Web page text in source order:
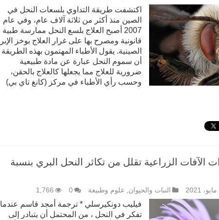
اكتشفت طريقة التداوي بلسعات النحل في
الصين منذ أكثر من ثلاثة آلاف عام، وفي عام
2007 أصبح العلاج بلسع النحل ممارسة طبية
قانونية ومصرح بها على غرار العلاج بوخز الإبر
الصينية. يقول الأطباء المهتمون بهذه الطريقة
أن سموم النحل عبارة عن مادة طبيعية
ضرورية للعلاج مما يجعلها كالعلاج بالحقن،
وحسب رأي الأطباء في مركز (كانغ تاي بي)
الآفات الزراعية تقلل من تكاثر النحل البري بنسبة
النبات والحيوان, علوم وطبيعة 0
1,766
فيليب دونكيرسلي * ترجمة أمجد قاسم عندما
تفكر في النحل ، من المحتمل أن يتبادر إلى